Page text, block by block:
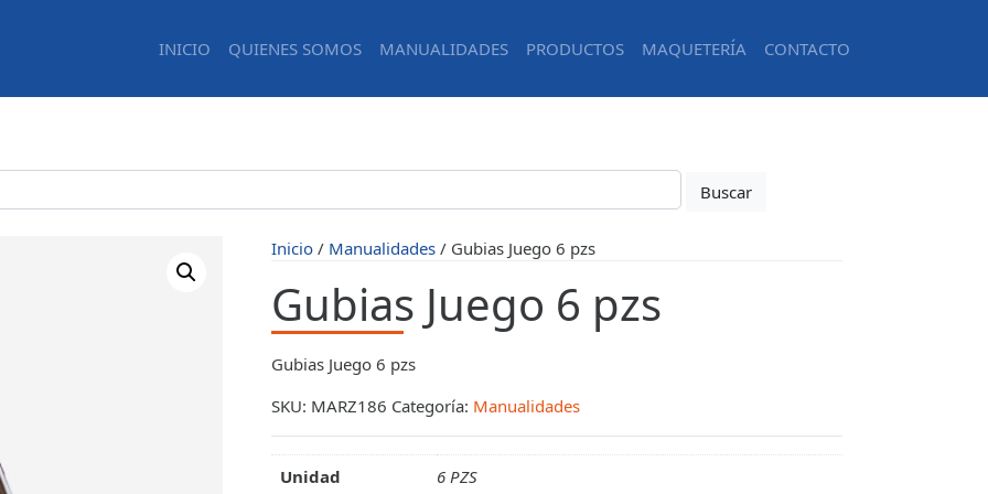
INICIO QUIENES SOMOS MANUALIDADES PRODUCTOS MAQUETERÍA CONTACTO
Inicio/ Manualidades/ Gubias Juego 6 pzs
Gubias Juego 6 pzs
Gubias Juego 6 pzs
SKU: MARZ186 Categoría: Manualidades
Unidad 6 PZS